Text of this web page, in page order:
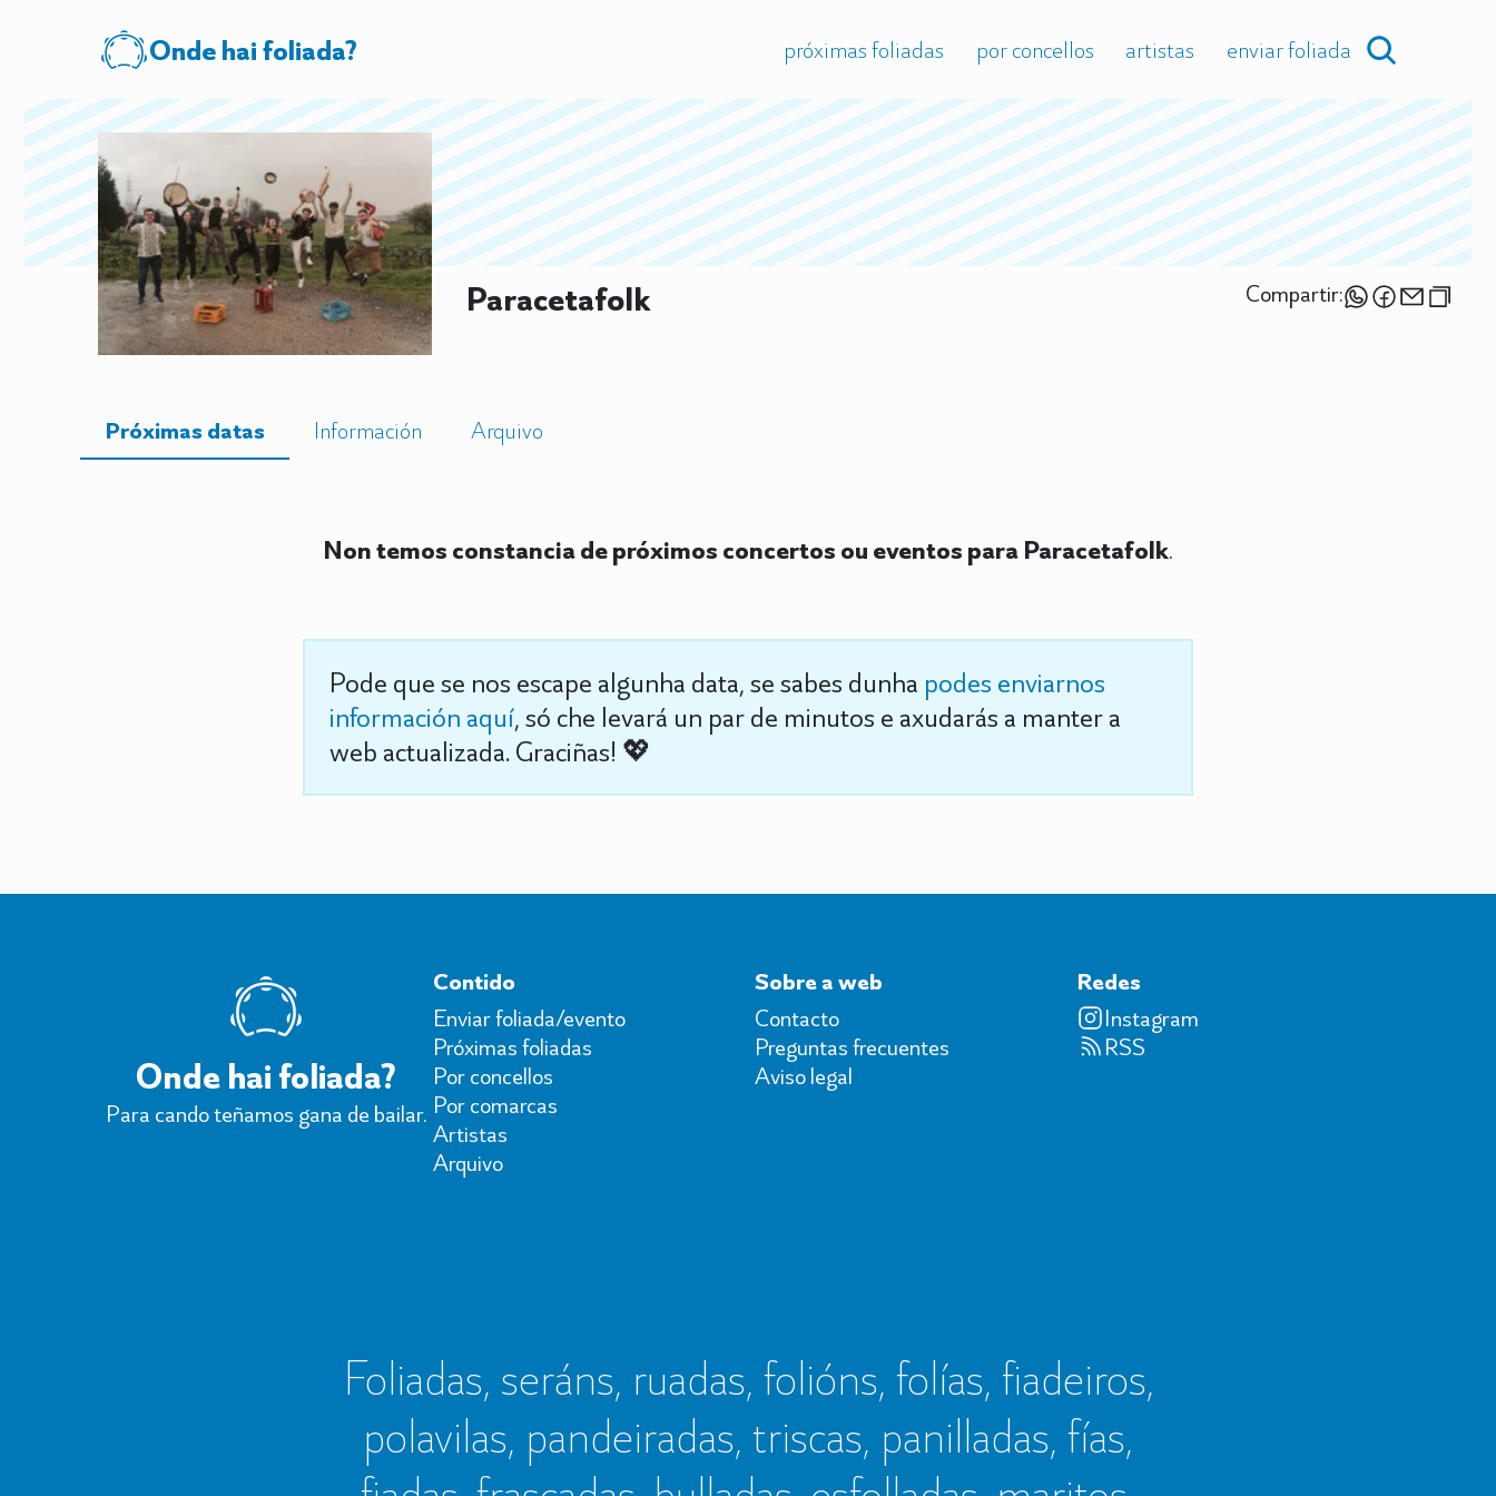
Onde hai foliada? próximas foliadas por concellos artistas enviar foliada
Paracetafolk Compartir:
Próximas datas Información Arquivo
Non temos constancia de próximos concertos ou eventos para Paracetafolk.
Pode que se nos escape algunha data, se sabes dunha podes enviarnos
información aquí, só che levará un par de minutos e axudarás a manter a
web actualizada. Graciñas! 💖
Onde hai foliada?
Para cando teñamos gana de bailar.
Contido
Enviar foliada/evento
Próximas foliadas
Por concellos
Por comarcas
Artistas
Arquivo
Sobre a web
Contacto
Preguntas frecuentes
Aviso legal
Redes
Instagram
RSS
Foliadas, seráns, ruadas, folións, folías, fiadeiros,
polavilas, pandeiradas, triscas, panilladas, fías,